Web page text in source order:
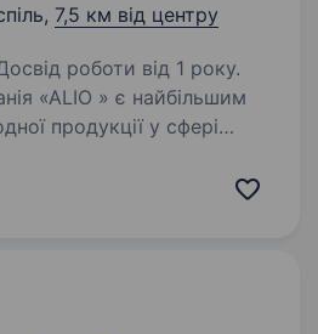
7,5 км від центру
роботи від 1 року.
продукції у сфері
та м. Бориспіль. В звязку